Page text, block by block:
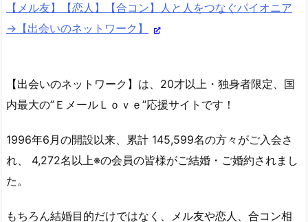
【メル友】【恋人】【合コン】人と人をつなぐパイオニア
→【出会いのネットワーク】
【出会いのネットワーク】は、20才以上・独身者限定、国
内最大の”ＥメールＬｏｖｅ”応援サイトです！
1996年6月の開設以来、累計 145,599名の方々がご入会さ
れ、 4,272名以上※の会員の皆様がご結婚・ご婚約されまし
た。
もちろん結婚目的だけではなく、メル友や恋人、合コン相